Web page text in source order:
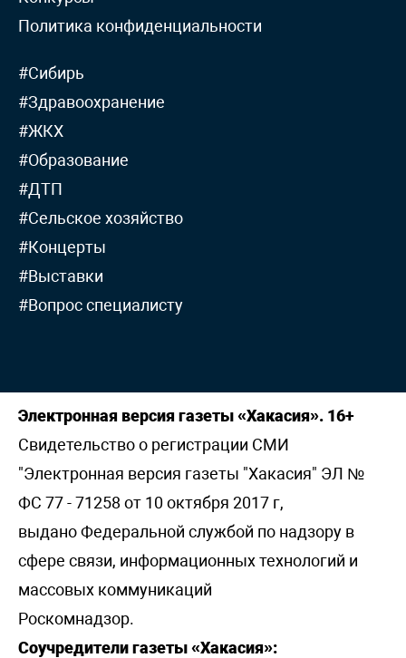
Политика конфиденциальности
#Сибирь
#Здравоохранение
#ЖКХ
#Образование
#ДТП
#Сельское хозяйство
#Концерты
#Выставки
#Вопрос специалисту
Электронная версия газеты «Хакасия». 16+
Свидетельство о регистрации СМИ
"Электронная версия газеты "Хакасия" ЭЛ №
ФС 77 - 71258 от 10 октября 2017 г,
выдано Федеральной службой по надзору в
сфере связи, информационных технологий и
массовых коммуникаций
Роскомнадзор.
Соучредители газеты «Хакасия»: